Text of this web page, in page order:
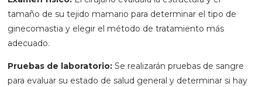
tamaño de su tejido mamario para determinar el tipo de
ginecomastia y elegir el método de tratamiento más
adecuado.
Pruebas de laboratorio:Se realizarán pruebas de sangre
para evaluar su estado de salud general y determinar si hay